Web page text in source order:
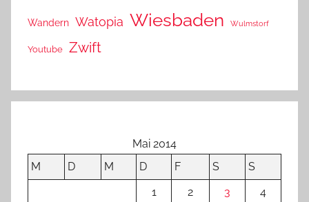
Wandern Watopia Wiesbaden Wulmstorf
Youtube Zwift
Mai 2014
M
D M D F S
S
1
2 3
4